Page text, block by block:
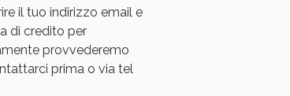
il tuo indirizzo email e
di credito per
provvederemo
prima o via tel